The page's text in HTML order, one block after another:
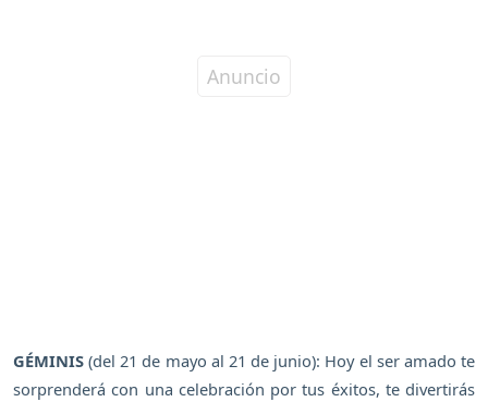
GÉMINIS (del 21 de mayo al 21 de junio): Hoy el ser amado te
sorprenderá con una celebración por tus éxitos, te divertirás